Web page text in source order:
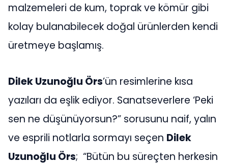
malzemeleri de kum, toprak ve kömür gibi
kolay bulanabilecek doğal ürünlerden kendi
üretmeye başlamış.
Dilek Uzunoğlu Örs’ün resimlerine kısa
yazıları da eşlik ediyor. Sanatseverlere ‘Peki
sen ne düşünüyorsun?” sorusunu naif, yalın
ve esprili notlarla sormayı seçen Dilek
Uzunoğlu Örs; “Bütün bu süreçten herkesin